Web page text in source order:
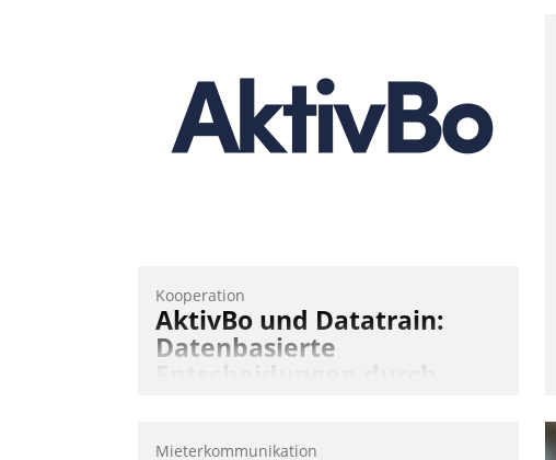
einsehen und ändern oder
Schadensmeldungen abgeben – rund um
die Uhr.
Kooperation
AktivBo und Datatrain:
Datenbasierte
Mieterkommunikation